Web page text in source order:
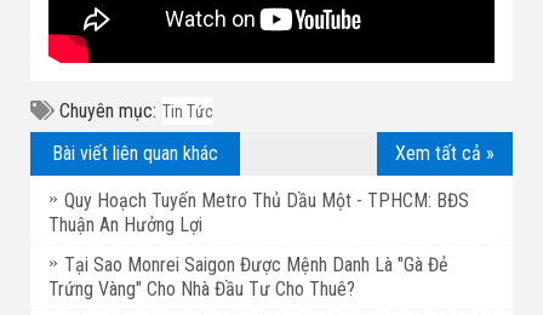
Chuyên mục: Tin Tức
Xem tất cả »
Bài viết liên quan khác
Quy Hoạch Tuyến Metro Thủ Dầu Một - TPHCM: BĐS
Thuận An Hưởng Lợi
Tại Sao Monrei Saigon Được Mệnh Danh Là "Gà Đẻ
Trứng Vàng" Cho Nhà Đầu Tư Cho Thuê?